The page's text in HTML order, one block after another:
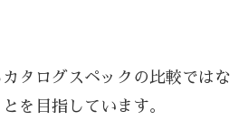
タログスペックの比較ではな
を目指しています。